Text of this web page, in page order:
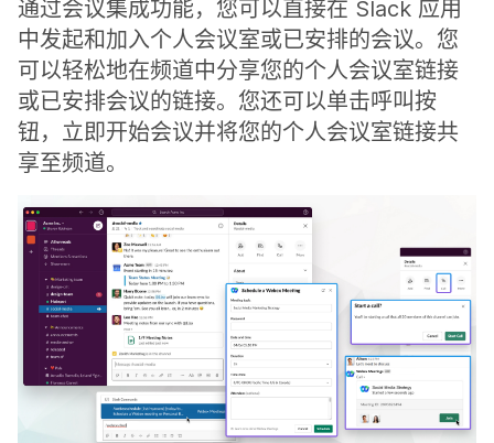
通过会议集成功能，您可以直接在 Slack 应用
中发起和加入个人会议室或已安排的会议。您
可以轻松地在频道中分享您的个人会议室链接
或已安排会议的链接。您还可以单击呼叫按
钮，立即开始会议并将您的个人会议室链接共
享至频道。